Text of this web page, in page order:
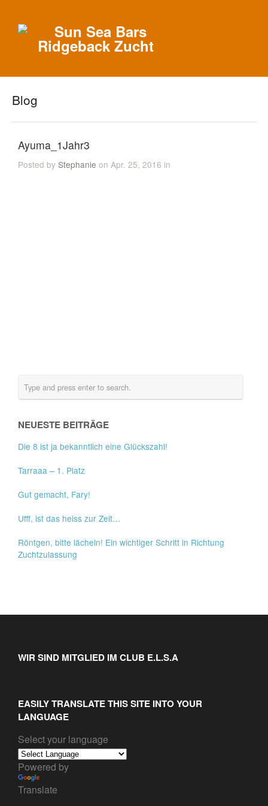
Blog
Ayuma_1Jahr3
Posted byStephanie on Apr. 25, 2016 in
NEUESTE BEITRÄGE
Die 8 ist ja bekanntlich eine Glückszahl!
Tarraaa – 1. Platz
Gut gemacht, Fary!
Ufff, ist das heiss zur Zeit…
Röntgen, bitte lächeln! Ein wichtiger Schritt in Richtung
Zuchtzulassung
WIR SIND MITGLIED IM CLUB E.L.S.A
EASILY TRANSLATE THIS SITE INTO YOUR
LANGUAGE
Select your language
Powered by
Translate